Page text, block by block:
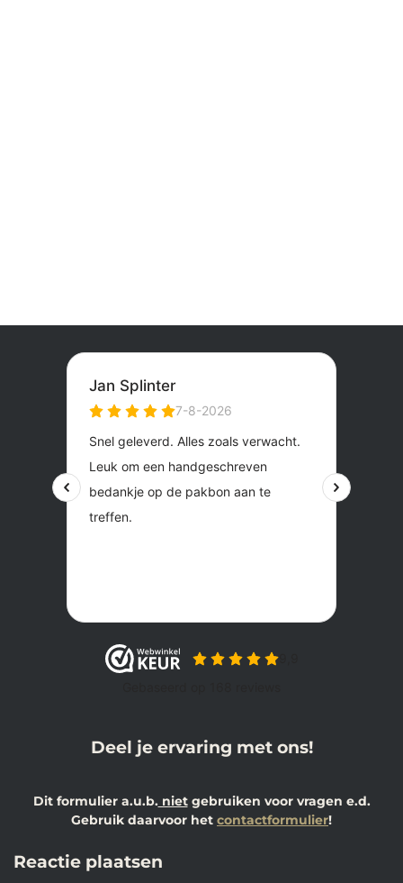
Deel je ervaring met ons!
Dit formulier a.u.b.nietgebruiken voor vragen e.d.
Gebruik daarvoor het contactformulier!
Reactie plaatsen